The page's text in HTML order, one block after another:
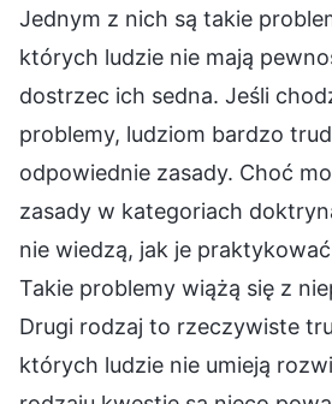
Jednym z nich są takie
których ludzie nie mają
dostrzec ich sedna. Jeśli
problemy, ludziom bardzo
odpowiednie zasady. Choć
zasady w kategoriach
nie wiedzą, jak je
Takie problemy wiążą się z
Drugi rodzaj to rzeczywiste
których ludzie nie umieją